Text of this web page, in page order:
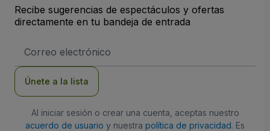
Recibe sugerencias de espectáculos y ofertas
directamente en tu bandeja de entrada
de
Únete a la lista
Al iniciar sesión o crear una cuenta, aceptas nuestro
acuerdo de usuario y nuestra política de privacidad. Es